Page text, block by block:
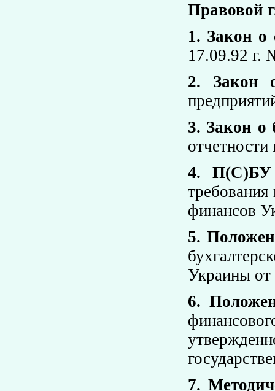
Правовой
1. Закон о
17.09.92
2. Закон
3. Закон о
4.
финансов
5.
Украины
6.
7.